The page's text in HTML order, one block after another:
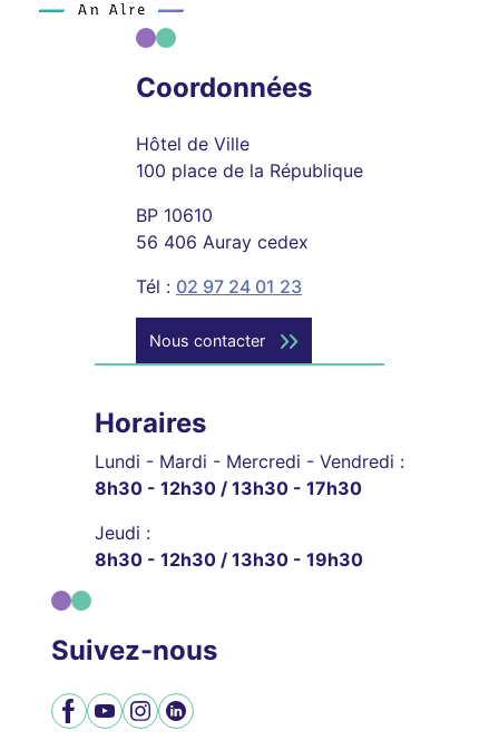
Coordonnées
Hôtel de Ville
100 place de la République
BP 10610
56 406 Auray cedex
Tél : 02 97 24 01 23
Nous contacter
Horaires
Lundi - Mardi - Mercredi - Vendredi :
8h30 - 12h30 / 13h30 - 17h30
Jeudi :
8h30 - 12h30 / 13h30 - 19h30
Suivez-nous
Facebook
YouTubeInstagram
LinkedIn